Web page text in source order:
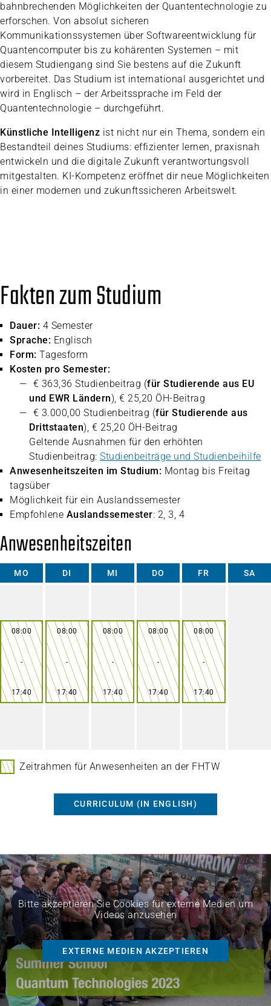
bahnbrechenden Möglichkeiten der Quantentechnologie zu
erforschen. Von absolut sicheren
Kommunikationssystemen über Softwareentwicklung für
Quantencomputer bis zu kohärenten Systemen – mit
diesem Studiengang sind Sie bestens auf die Zukunft
vorbereitet. Das Studium ist international ausgerichtet und
wird in Englisch – der Arbeitssprache im Feld der
Quantentechnologie – durchgeführt.
Künstliche Intelligenz ist nicht nur ein Thema, sondern ein
Bestandteil deines Studiums: effizienter lernen, praxisnah
entwickeln und die digitale Zukunft verantwortungsvoll
mitgestalten. KI-Kompetenz eröffnet dir neue Möglichkeiten
in einer modernen und zukunftssicheren Arbeitswelt.
Fakten zum Studium
Dauer: 4 Semester
Sprache: Englisch
Form: Tagesform
Kosten pro Semester:
€ 363,36 Studienbeitrag (für Studierende aus EU
und EWR Ländern), € 25,20 ÖH-Beitrag
€ 3.000,00 Studienbeitrag (für Studierende aus
Drittstaaten), € 25,20 ÖH-Beitrag
Geltende Ausnahmen für den erhöhten
Studienbeitrag: Studienbeiträge und Studienbeihilfe
Anwesenheitszeiten im Studium: Montag bis Freitag
tagsüber
Möglichkeit für ein Auslandssemester
Empfohlene Auslandssemester: 2, 3, 4
Anwesenheitszeiten
MO
08:00
-
17:40
DI
08:00
-
17:40
MI
08:00
-
17:40
DO
08:00
-
17:40
FR
08:00
-
17:40
SA
Zeitrahmen für Anwesenheiten an der FHTW
CURRICULUM (IN ENGLISH)
Bitte akzeptieren Sie Cookies für externe Medien um
Videos anzusehen
EXTERNE MEDIEN AKZEPTIEREN